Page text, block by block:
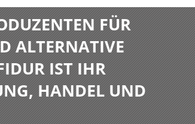
FÜR
ALTERNATIVE
IST IHR
HANDEL UND